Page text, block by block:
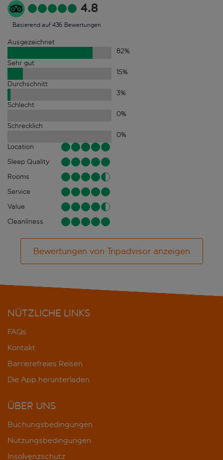
4.8
Basierend auf 436 Bewertungen
Ausgezeichnet
82%
Sehr gut
15%
Durchschnitt
3%
Schlecht
0%
Schrecklich
0%
Location
Sleep Quality
Rooms
Service
Value
Cleanliness
Bewertungen von Tripadvisor anzeigen
NÜTZLICHE LINKS
FAQs
Kontakt
Barrierefreies Reisen
Die App herunterladen
ÜBER UNS
Buchungsbedingungen
Nutzungsbedingungen
Insolvenzschutz